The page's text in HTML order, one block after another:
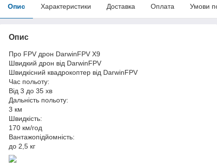
Опис Характеристики Доставка Оплата Умови
Опис
Про FPV дрон DarwinFPV X9
Швидкий дрон від DarwinFPV
Швидкісний квадрокоптер від DarwinFPV
Час польоту:
Від 3 до 35 хв
Дальність польоту:
3 км
Швидкість:
170 км/год
Вантажопідйомність:
до 2,5 кг